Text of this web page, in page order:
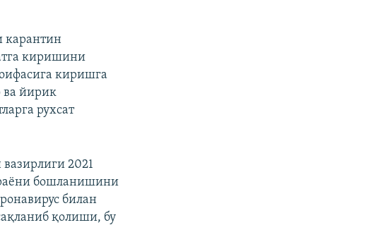
карантин
киришини
киришга
ва йирик
рухсат
2021
бошланишини
билан
қолиши, бу